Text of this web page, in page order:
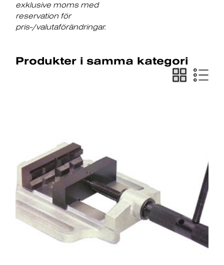
exklusive moms med
reservation för
pris-/valutaförändringar.
Produkter i samma kategori